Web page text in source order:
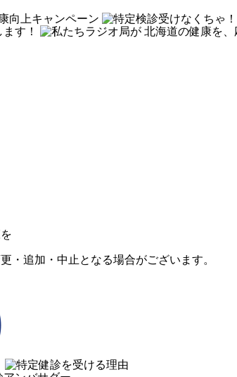
・追加・中止となる場合がございます。